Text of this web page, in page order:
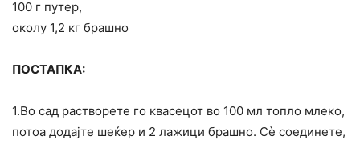
100 г путер,
околу 1,2 кг брашно
ПОСТАПКА:
1.Во сад растворете го квасецот во 100 мл топло млеко,
потоа додајте шеќер и 2 лажици брашно. Сè соединете,